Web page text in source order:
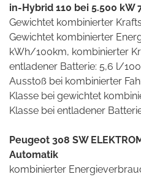
in-Hybrid 110 bei 5.500 kW
Gewichtet kombinierter
Gewichtet kombinierter
kWh/100km, kombinierter
entladener Batterie: 5,6 l/
Ausstoß bei kombinierter
Klasse bei gewichtet
Klasse bei entladener
Peugeot 308 SW
Automatik
kombinierter